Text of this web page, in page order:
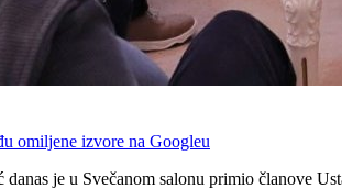
omiljene izvore na Googleu
je u Svečanom salonu primio članove